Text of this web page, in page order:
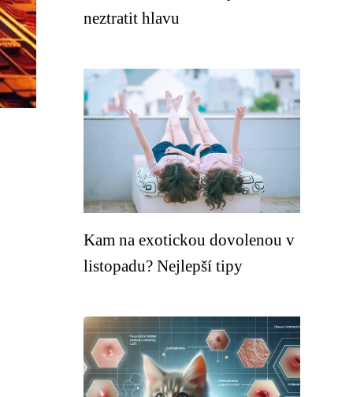
neztratit hlavu
Kam na exotickou dovolenou v
listopadu? Nejlepší tipy